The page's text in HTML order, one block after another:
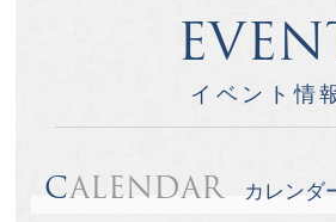
イベント情
CALENDAR カレンダ